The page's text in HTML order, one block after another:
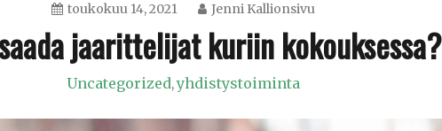
toukokuu 14, 2021 Jenni Kallionsivu
jaarittelijat kuriin kokouksessa?
Uncategorized,yhdistystoiminta